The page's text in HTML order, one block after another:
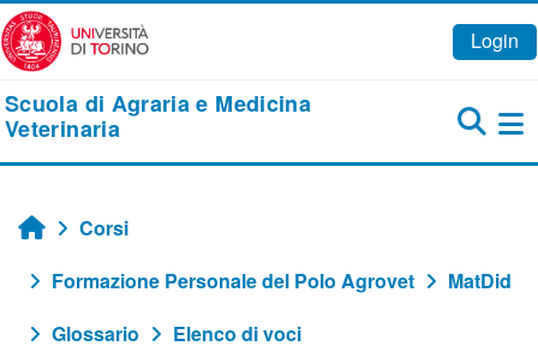
Vai al contenuto principale
Login
Scuola di Agraria e Medicina
Veterinaria
Home
Corsi
Formazione Personale del Polo Agrovet
MatDid
Glossario
Elenco di voci